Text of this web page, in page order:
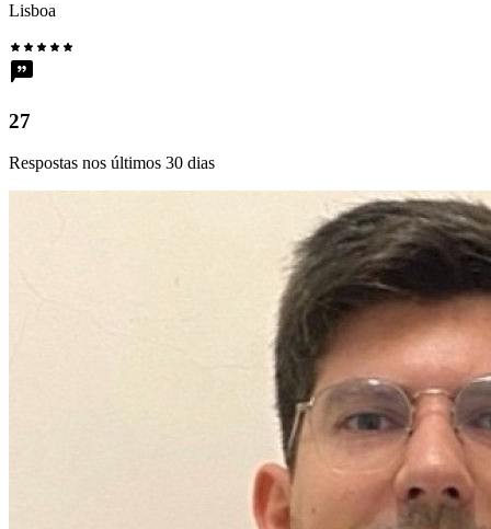
Lisboa
27
Respostas nos últimos 30 dias